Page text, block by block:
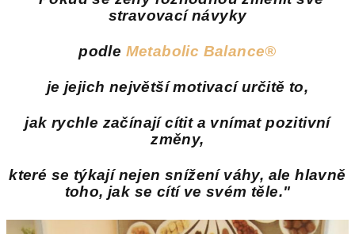
stravovací návyky
podle Metabolic Balance®
je jejich největší motivací určitě to,
jak rychle začínají cítit a vnímat pozitivní
změny,
které se týkají nejen snížení váhy, ale hlavně
toho, jak se cítí ve svém těle."